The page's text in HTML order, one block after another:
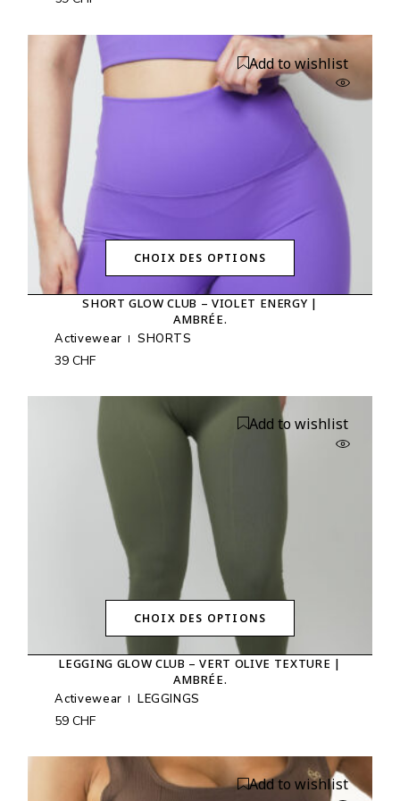
peuvent
être
choisies
sur
la
page
CHOIX DES OPTIONS
Ce
produit
a
plusieurs
être
choisies
sur
page
du
produit
Add to wishlist
SHORT GLOW CLUB – VIOLET ENERGY |
AMBRÉE.
Activewear
SHORTS
39CHF
CHOIX DES OPTIONS
Ce
produit
a
plusieurs
être
choisies
sur
Add to wishlist
LEGGING GLOW CLUB – VERT OLIVE TEXTURE |
AMBRÉE.
Activewear
LEGGINGS
59CHF
Add to wishlist